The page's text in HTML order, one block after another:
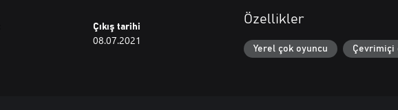
Çıkış tarihi
08.07.2021
Özellikler
Yerel çok oyuncu Çevrimiçi